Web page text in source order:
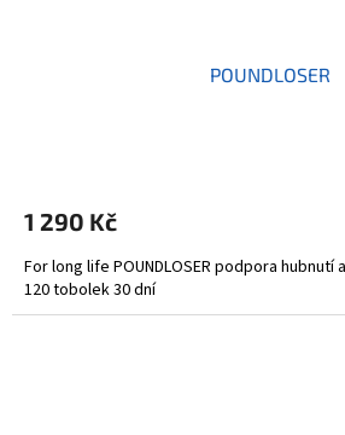
POUNDLOSER
1 290 Kč
For long life POUNDLOSER podpora hubnutí
120 tobolek 30 dní